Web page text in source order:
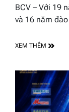
read
BCV – Với 19
và 16 năm
XEM THÊM